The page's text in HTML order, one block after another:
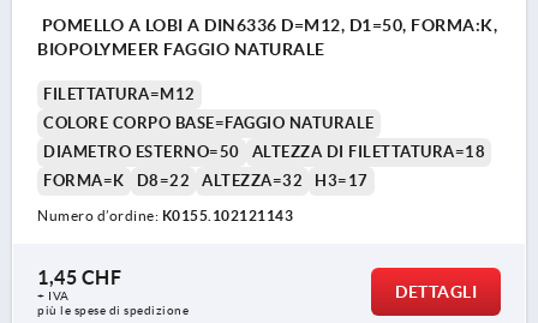
POMELLO A LOBI A DIN6336 D=M12, D1=50, FORMA:K,
BIOPOLYMEER FAGGIO NATURALE
FILETTATURA=M12
COLORE CORPO BASE=FAGGIO NATURALE
DIAMETRO ESTERNO=50
ALTEZZA DI FILETTATURA=18
FORMA=K
D8=22 ALTEZZA=32 H3=17
Numero d’ordine: K0155.102121143
1,45 CHF
+ IVA
più le spese di spedizione
DETTAGLI